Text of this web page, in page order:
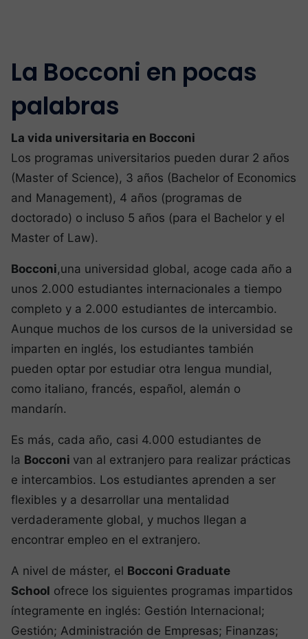
La Bocconi en pocas
palabras
La vida universitaria en Bocconi
Los programas universitarios pueden durar 2 años
(Master of Science), 3 años (Bachelor of Economics
and Management), 4 años (programas de
doctorado) o incluso 5 años (para el Bachelor y el
Master of Law).
Bocconi,una universidad global, acoge cada año a
unos 2.000 estudiantes internacionales a tiempo
completo y a 2.000 estudiantes de intercambio.
Aunque muchos de los cursos de la universidad se
imparten en inglés, los estudiantes también
pueden optar por estudiar otra lengua mundial,
como italiano, francés, español, alemán o
mandarín.
Es más, cada año, casi 4.000 estudiantes de
la Bocconi van al extranjero para realizar prácticas
e intercambios. Los estudiantes aprenden a ser
flexibles y a desarrollar una mentalidad
verdaderamente global, y muchos llegan a
encontrar empleo en el extranjero.
A nivel de máster, el Bocconi Graduate
School ofrece los siguientes programas impartidos
íntegramente en inglés: Gestión Internacional;
Gestión; Administración de Empresas; Finanzas;